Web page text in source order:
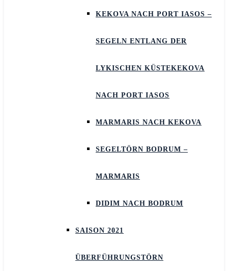
KEKOVA NACH PORT IASOS –
SEGELN ENTLANG DER
LYKISCHEN KÜSTEKEKOVA
NACH PORT IASOS
MARMARIS NACH KEKOVA
SEGELTÖRN BODRUM –
MARMARIS
DIDIM NACH BODRUM
SAISON 2021
ÜBERFÜHRUNGSTÖRN